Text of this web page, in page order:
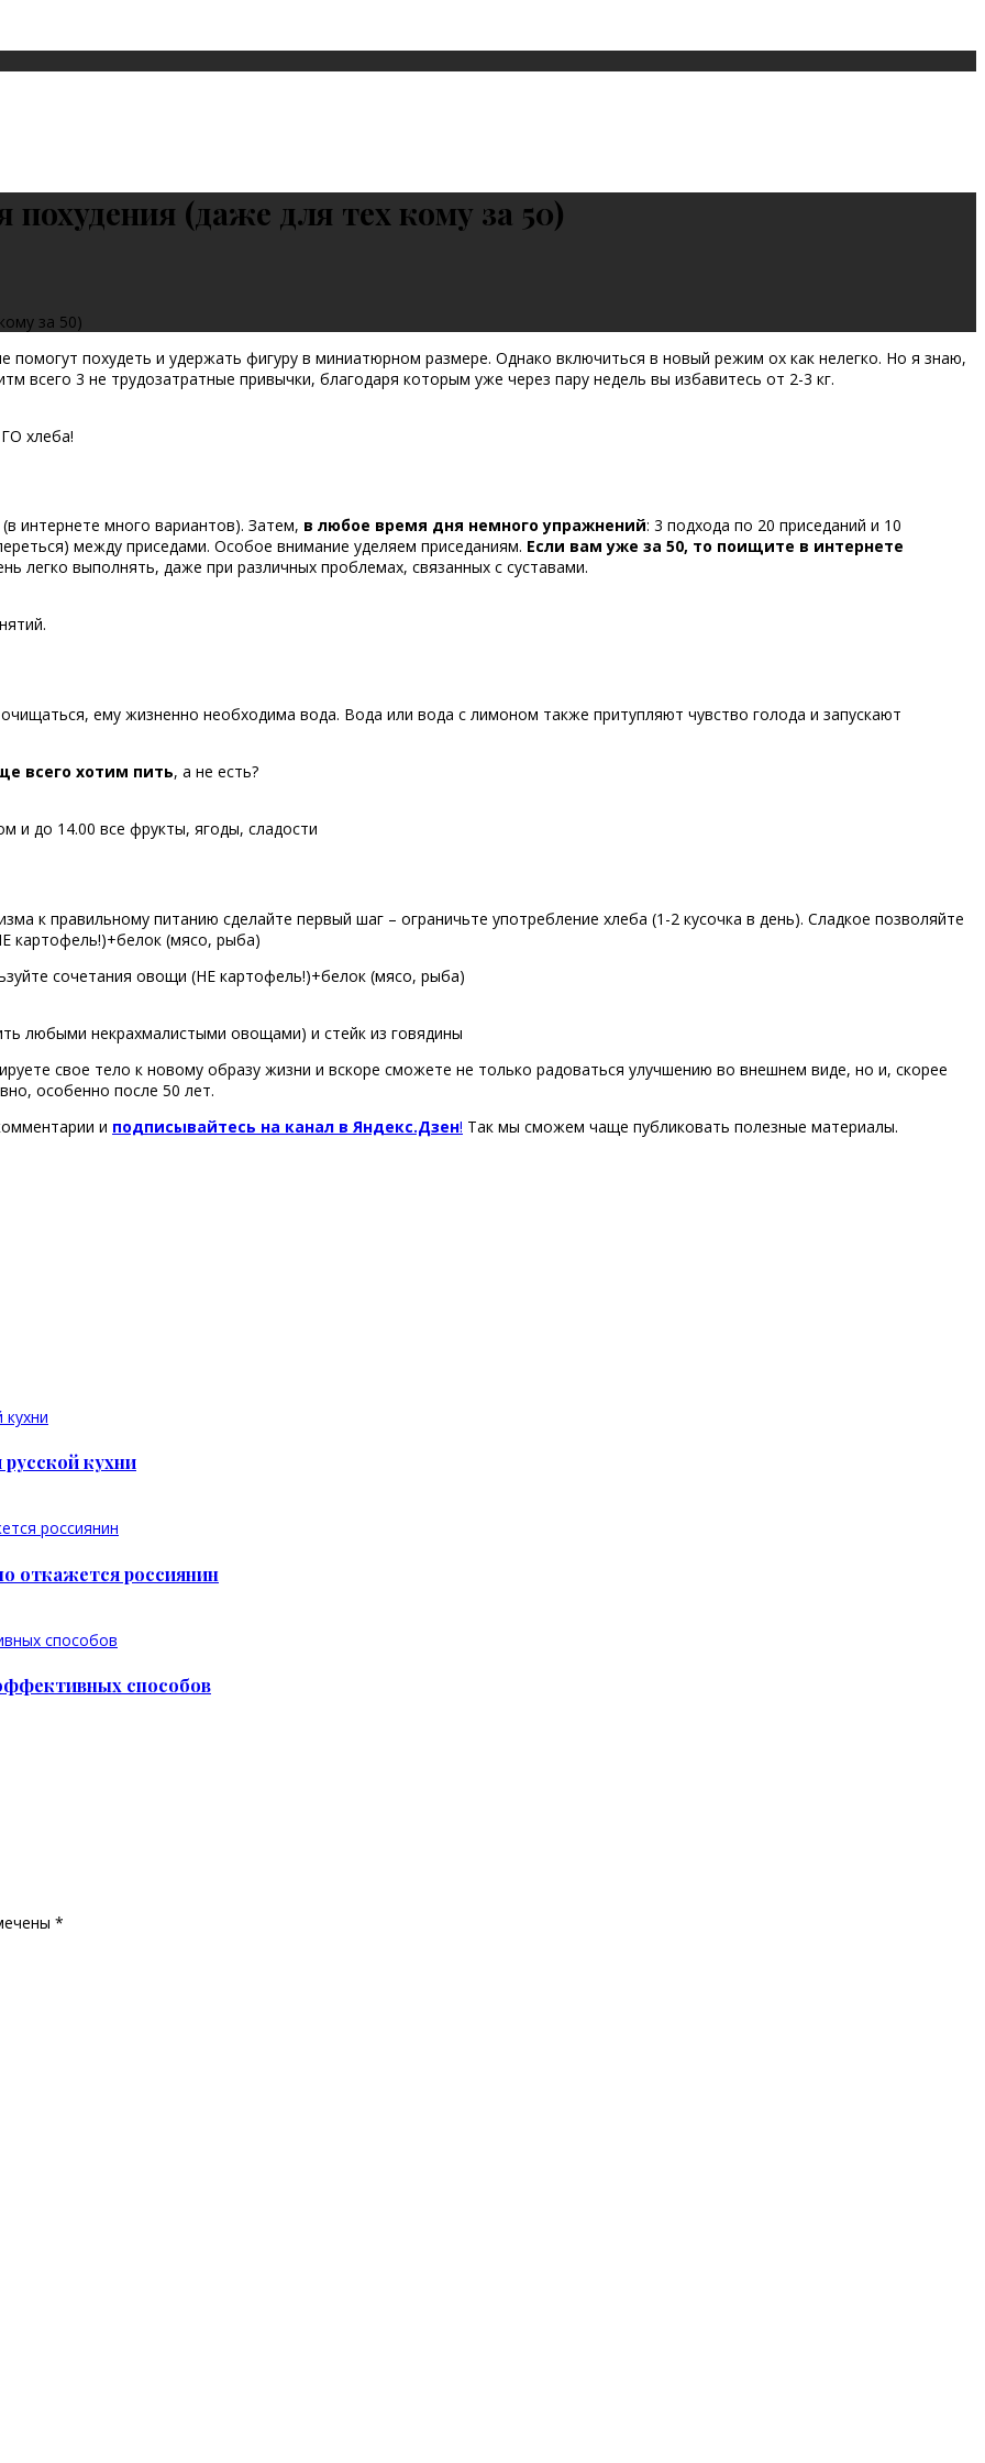
(даже для тех кому за 50)
за 50)
помогут похудеть и удержать фигуру в миниатюрном размере. Однако включиться в новый режим ох как нелегко. Но я знаю,
3 не трудозатратные привычки, благодаря которым уже через пару недель вы избавитесь от 2-3 кг.
хлеба!
интернете много вариантов). Затем, в любое время дня немного упражнений: 3 подхода по 20 приседаний и 10
между приседами. Особое внимание уделяем приседаниям. Если вам уже за 50, то поищите в интернете
легко выполнять, даже при различных проблемах, связанных с суставами.
ему жизненно необходима вода. Вода или вода с лимоном также притупляют чувство голода и запускают
всего хотим пить, а не есть?
и до 14.00 все фрукты, ягоды, сладости
к правильному питанию сделайте первый шаг – ограничьте употребление хлеба (1-2 кусочка в день). Сладкое позволяйте
картофель!)+белок (мясо, рыба)
сочетания овощи (НЕ картофель!)+белок (мясо, рыба)
любыми некрахмалистыми овощами) и стейк из говядины
свое тело к новому образу жизни и вскоре сможете не только радоваться улучшению во внешнем виде, но и, скорее
особенно после 50 лет.
и подписывайтесь на канал в Яндекс.Дзен! Так мы сможем чаще публиковать полезные материалы.
кухни
откажется россиянин
способов
*